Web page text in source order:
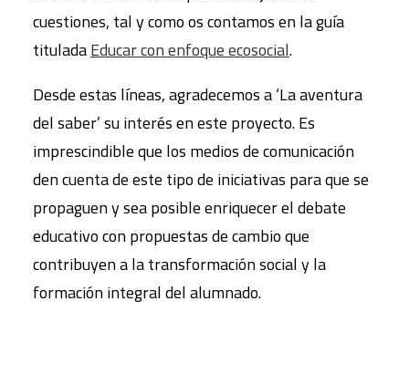
cuestiones, tal y como os contamos en la guía
tituladaEducar con enfoque ecosocial.
Desde estas líneas, agradecemos a ‘La aventura
del saber’ su interés en este proyecto. Es
imprescindible que los medios de comunicación
den cuenta de este tipo de iniciativas para que se
propaguen y sea posible enriquecer el debate
educativo con propuestas de cambio que
contribuyen a la transformación social y la
formación integral del alumnado.